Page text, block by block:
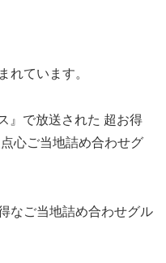
れています。
』で放送された 超お得
心ご当地詰め合わせグ
なご当地詰め合わせグル